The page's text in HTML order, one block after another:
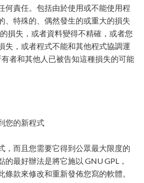
何責任。包括由於使用或不能使用程
、特殊的、偶然發生的或重大的損失
損失，或者資料變得不精確，或者您
失，或者程式不能和其他程式協調運
者和其他人已被告知這種損失的可能
您的新程式
，而且您需要它得到公眾最大限度的
的最好辦法是將它施以 GNU GPL，
條款來修改和重新發佈您寫的軟體。